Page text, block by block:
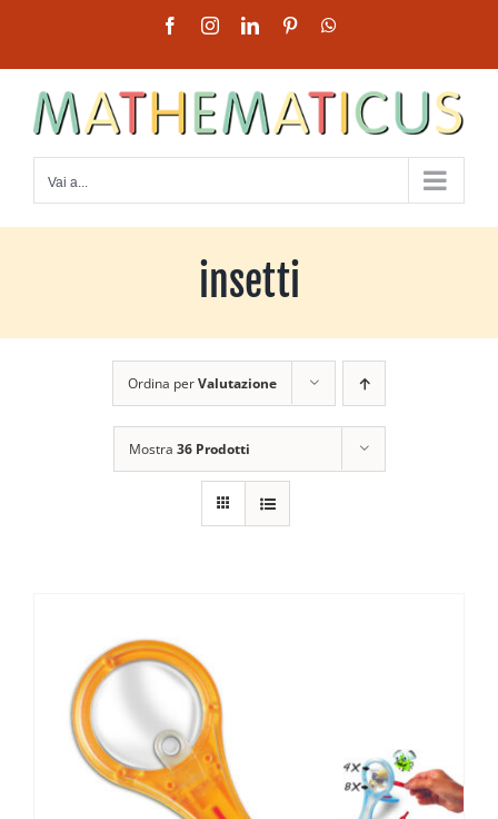
contenuto
FacebookInstagramLinkedInPinterest
Vai a...
insetti
Ordina perValutazione
Mostra 36 Prodotti